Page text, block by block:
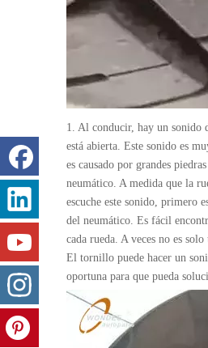
1. Al conducir, hay un sonido
está abierta. Este sonido es
es causado por grandes
neumático. A medida que la
escuche este sonido, primero
del neumático. Es fácil
cada rueda. A veces no es
El tornillo puede hacer un
oportuna para que pueda